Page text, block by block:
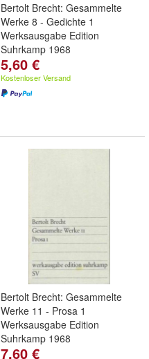
Bertolt Brecht: Gesammelte
Werke 8 - Gedichte 1
Werksausgabe Edition
Suhrkamp 1968
5,60 €
Kostenloser Versand
Bertolt Brecht: Gesammelte
Werke 11 - Prosa 1
Werksausgabe Edition
Suhrkamp 1968
7,60 €